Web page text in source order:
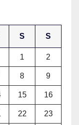
S S
1 2
8 9
15 16
22 23